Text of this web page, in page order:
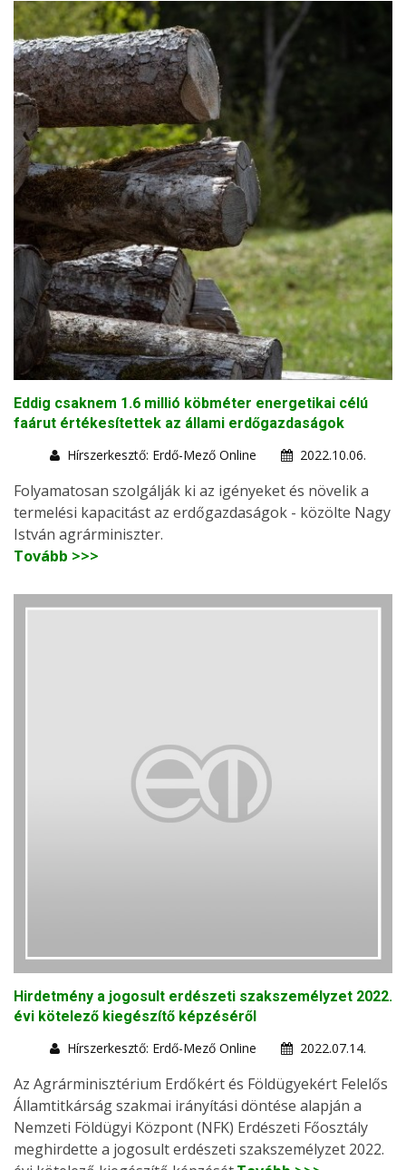
Eddig csaknem 1.6 millió köbméter energetikai célú
faárut értékesítettek az állami erdőgazdaságok
Hírszerkesztő: Erdő-Mező Online
2022.10.06.
Folyamatosan szolgálják ki az igényeket és növelik a
termelési kapacitást az erdőgazdaságok - közölte Nagy
István agrárminiszter.
Tovább >>>
Hirdetmény a jogosult erdészeti szakszemélyzet 2022.
évi kötelező kiegészítő képzéséről
Hírszerkesztő: Erdő-Mező Online
2022.07.14.
Az Agrárminisztérium Erdőkért és Földügyekért Felelős
Államtitkárság szakmai irányítási döntése alapján a
Nemzeti Földügyi Központ (NFK) Erdészeti Főosztály
meghirdette a jogosult erdészeti szakszemélyzet 2022.